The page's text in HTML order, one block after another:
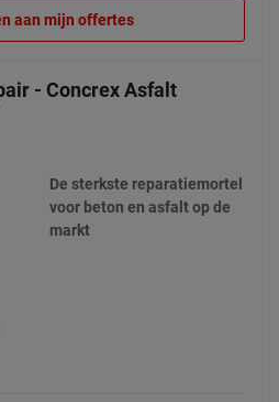
aan mijn offertes
- Concrex Asfalt
De sterkste reparatiemortel
voor beton en asfalt op de
markt